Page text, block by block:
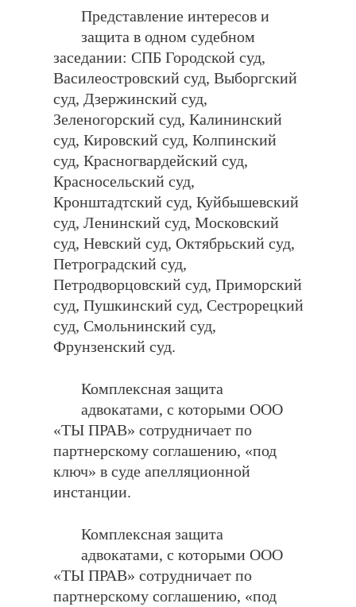
Представление интересов и
защита в одном судебном
заседании: СПБ Городской суд,
Василеостровский суд, Выборгский
суд, Дзержинский суд,
Зеленогорский суд, Калининский
суд, Кировский суд, Колпинский
суд, Красногвардейский суд,
Красносельский суд,
Кронштадтский суд, Куйбышевский
суд, Ленинский суд, Московский
суд, Невский суд, Октябрьский суд,
Петроградский суд,
Петродворцовский суд, Приморский
суд, Пушкинский суд, Сестрорецкий
суд, Смольнинский суд,
Фрунзенский суд.
Комплексная защита
адвокатами, с которыми ООО
«ТЫ ПРАВ» сотрудничает по
партнерскому соглашению, «под
ключ» в суде апелляционной
инстанции.
Комплексная защита
адвокатами, с которыми ООО
«ТЫ ПРАВ» сотрудничает по
партнерскому соглашению, «под